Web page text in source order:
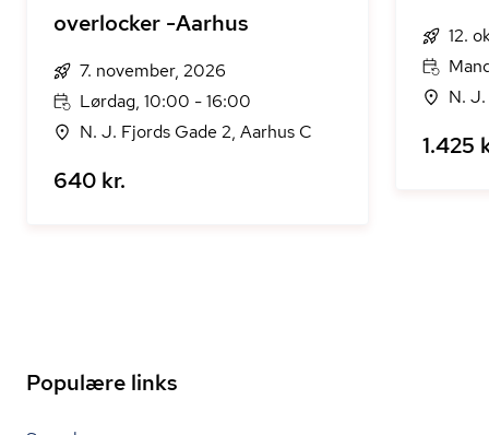
overlocker -Aarhus
7. november, 2026
Lørdag, 10:00 - 16:00
N. J. Fjords Gade 2, Aarhus C
640 kr.
12.
N.
1.425
Populære links